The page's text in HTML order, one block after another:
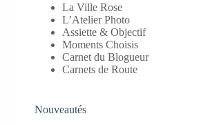
La Ville Rose
L’Atelier Photo
Assiette & Objectif
Moments Choisis
Carnet du Blogueur
Carnets de Route
Nouveautés